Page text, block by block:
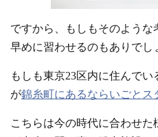
ですから、もしもそのような
早めに習わせるのもありでし
もしも東京23区内に住んで
が錦糸町にあるならいごとス
こちらは今の時代に合わせ